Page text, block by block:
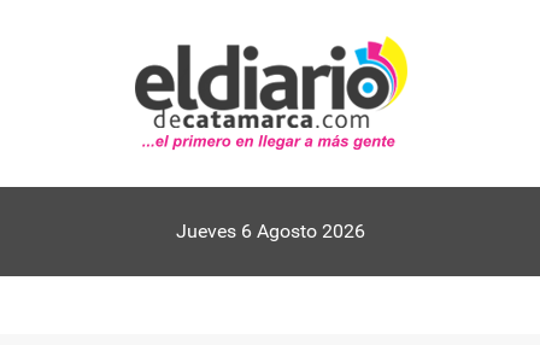
Jueves 6 Agosto 2026